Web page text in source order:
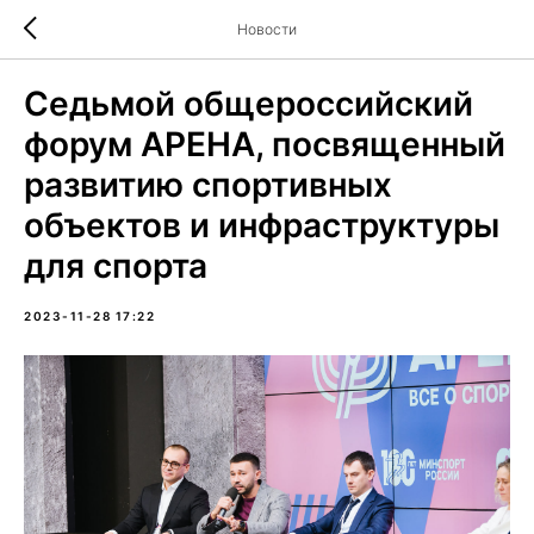
Новости
Седьмой общероссийский
форум АРЕНА, посвященный
развитию спортивных
объектов и инфраструктуры
для спорта
2023-11-28 17:22